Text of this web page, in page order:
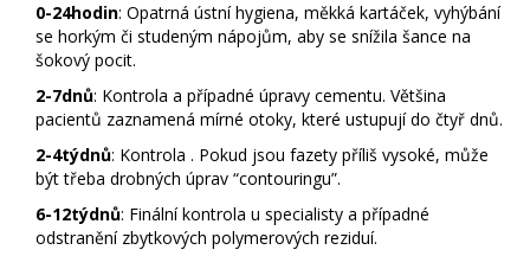
0-24hodin: Opatrná ústní hygiena, měkká kartáček, vyhýbání
se horkým či studeným nápojům, aby se snížila šance na
šokový pocit.
2-7dnů: Kontrola a případné úpravy cementu. Většina
pacientů zaznamená mírné otoky, které ustupují do čtyř dnů.
2-4týdnů: Kontrola . Pokud jsou fazety příliš vysoké, může
být třeba drobných úprav “contouringu”.
6-12týdnů: Finální kontrola u specialisty a případné
odstranění zbytkových polymerových reziduí.